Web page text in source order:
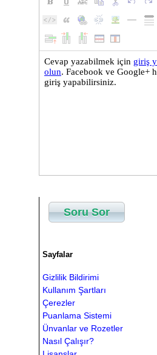
Soru Sor
Sayfalar
Gizlilik Bildirimi
Kullanım Şartları
Çerezler
Puanlama Sistemi
Ünvanlar ve Rozetler
Nasıl Çalışır?